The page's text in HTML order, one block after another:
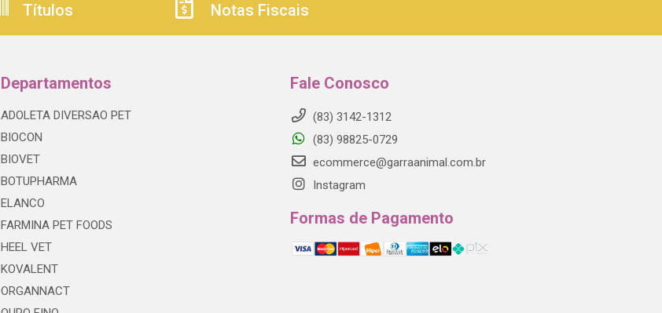
Títulos Notas Fiscais
Departamentos
ADOLETA DIVERSAO PET
BIOCON
BIOVET
BOTUPHARMA
ELANCO
FARMINA PET FOODS
HEEL VET
KOVALENT
ORGANNACT
Fale Conosco
(83) 3142-1312
(83) 98825-0729
ecommerce@garraanimal.com.br
Instagram
Formas de Pagamento